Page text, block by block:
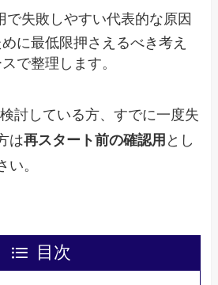
で失敗しやすい代表的な原因
に最低限押さえるべき考え
で整理します。
討している方、すでに一度失
は再スタート前の確認用 とし
い。
目次